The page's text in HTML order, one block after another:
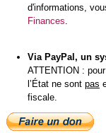
d'informations,
Finances
Via PayPal, un
ATTENTION :
l’État ne sont pas
fiscale.